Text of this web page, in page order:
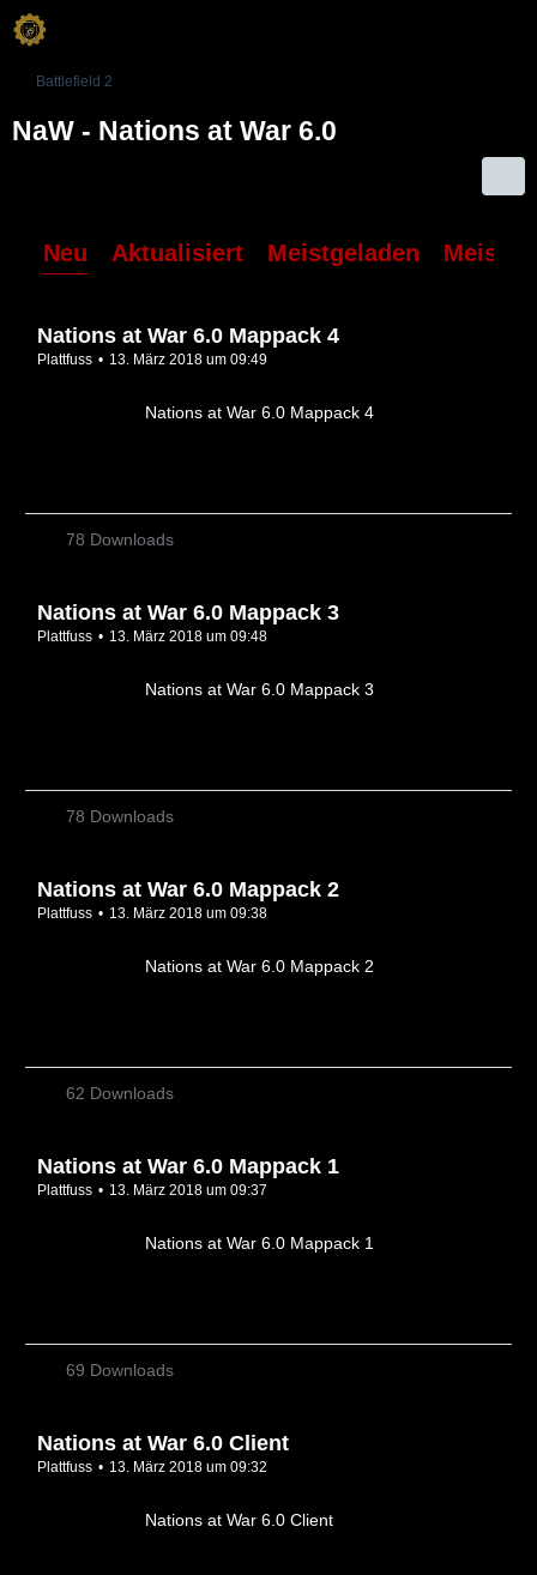
Battlefield 2
NaW - Nations at War 6.0
Neu Aktualisiert Meistgeladen Meiste
Nations at War 6.0 Mappack 4
Plattfuss 13. März 2018 um 09:49
Nations at War 6.0 Mappack 4
78 Downloads
Nations at War 6.0 Mappack 3
Plattfuss 13. März 2018 um 09:48
Nations at War 6.0 Mappack 3
78 Downloads
Nations at War 6.0 Mappack 2
Plattfuss 13. März 2018 um 09:38
Nations at War 6.0 Mappack 2
62 Downloads
Nations at War 6.0 Mappack 1
Plattfuss 13. März 2018 um 09:37
Nations at War 6.0 Mappack 1
69 Downloads
Nations at War 6.0 Client
Plattfuss 13. März 2018 um 09:32
Nations at War 6.0 Client